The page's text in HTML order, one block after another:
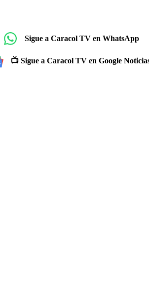
Sigue a Caracol TV en WhatsApp
📺 Sigue a Caracol TV en Google